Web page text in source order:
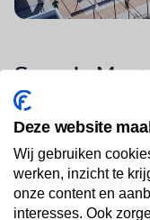
Secrets
Cancun
Secrets Maroma
only resort aan een
Hier draait alles om
Met het Unlimited-
Deze website
Wij gebruiken
werken, inzicht te
onze content en
interesses. Ook